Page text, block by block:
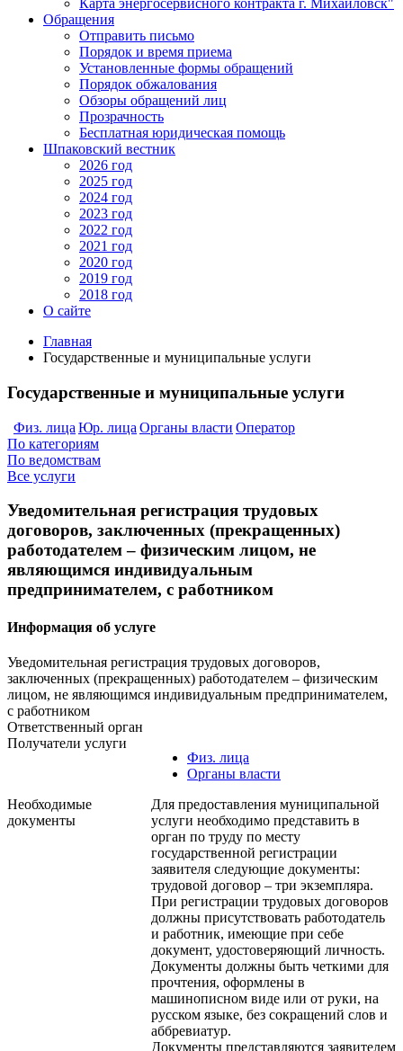
Карта энергосервисного контракта г. Михайловск"
Обращения
Отправить письмо
Порядок и время приема
Установленные формы обращений
Порядок обжалования
Обзоры обращений лиц
Прозрачность
Бесплатная юридическая помощь
Шпаковский вестник
2026 год
2025 год
2024 год
2023 год
2022 год
2021 год
2020 год
2019 год
2018 год
О сайте
Главная
Государственные и муниципальные услуги
Государственные и муниципальные услуги
Физ. лица Юр. лица Органы власти Оператор
По категориям
По ведомствам
Все услуги
Уведомительная регистрация трудовых
договоров, заключенных (прекращенных)
работодателем – физическим лицом, не
являющимся индивидуальным
предпринимателем, с работником
Информация об услуге
Уведомительная регистрация трудовых договоров,
заключенных (прекращенных) работодателем – физическим
лицом, не являющимся индивидуальным предпринимателем,
с работником
Ответственный орган
Получатели услуги
Физ. лица
Органы власти
Необходимые
документы
Для предоставления муниципальной
услуги необходимо представить в
орган по труду по месту
государственной регистрации
заявителя следующие документы:
трудовой договор – три экземпляра.
При регистрации трудовых договоров
должны присутствовать работодатель
и работник, имеющие при себе
документ, удостоверяющий личность.
Документы должны быть четкими для
прочтения, оформлены в
машинописном виде или от руки, на
русском языке, без сокращений слов и
аббревиатур.
Документы представляются заявителем